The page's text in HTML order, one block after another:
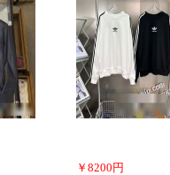
￥ 8200 円